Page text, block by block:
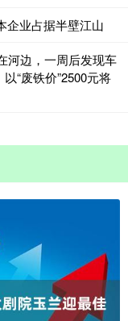
企业占据半壁江山
河边，一周后发现车
“废铁价”2500元将